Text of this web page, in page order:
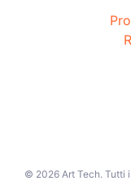
© 2026 Art Tech. Tutti